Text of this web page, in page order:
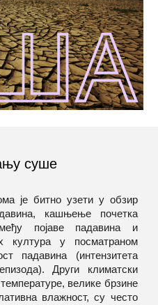
суше
је битно узети у обзир
кашњење почетка
појаве падавина и
култура у посматраном
падавина (интензитета
Други климатски
велике брзине
влажност, су често